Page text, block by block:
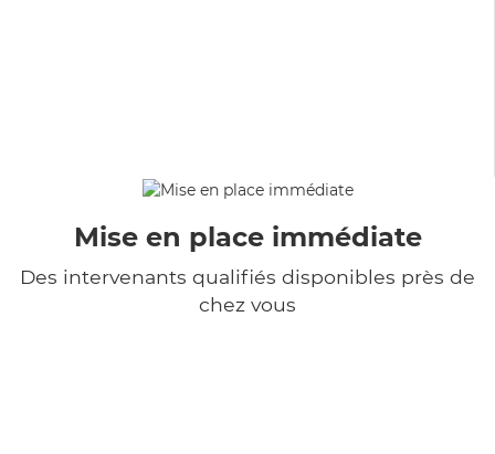
Mise en place immédiate
Des intervenants qualifiés disponibles près de
chez vous